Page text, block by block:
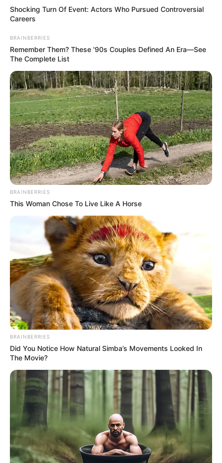
(foto: instagram/tamiauliaofficial)
Shocking Turn Of Event: Actors Who Pursued Controversial
Careers
BRAINBERRIES
Remember Them? These '90s Couples Defined An Era—See
The Complete List
BRAINBERRIES
This Woman Chose To Live Like A Horse
BRAINBERRIES
Did You Notice How Natural Simba’s Movements Looked In
The Movie?